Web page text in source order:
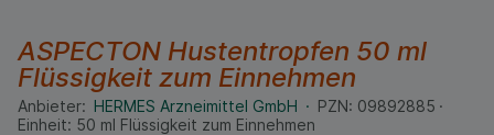
ASPECTON Hustentropfen 50 ml
Flüssigkeit zum Einnehmen
Anbieter: HERMES Arzneimittel GmbH PZN: 09892885
Einheit: 50 ml Flüssigkeit zum Einnehmen